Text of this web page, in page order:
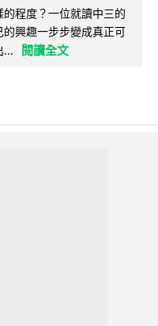
程度？一位就讀中三的
興趣一步步變成真正可
...
閱讀全文